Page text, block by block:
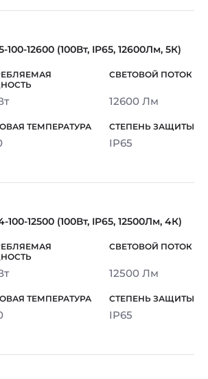
100-12600 (100Вт, IP65, 12600Лм, 5К)
12600 Лм
IP65
100-12500 (100Вт, IP65, 12500Лм, 4К)
12500 Лм
IP65